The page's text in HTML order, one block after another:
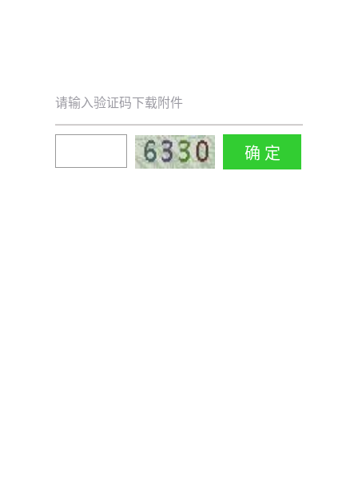
请输入验证码下载附件